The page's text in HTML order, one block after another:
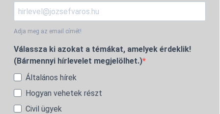
Adja meg az email címét!
Válassza ki azokat a témákat, amelyek érdeklik!
(Bármennyi hírlevelet megjelölhet.)
Általános hírek
Hogyan vehetek részt
Civil ügyek